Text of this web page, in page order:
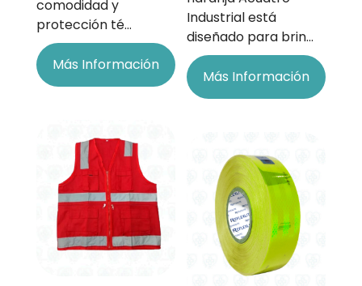
comodidad y
protección té…
Más Información
Industrial está
diseñado para brin…
Más Información